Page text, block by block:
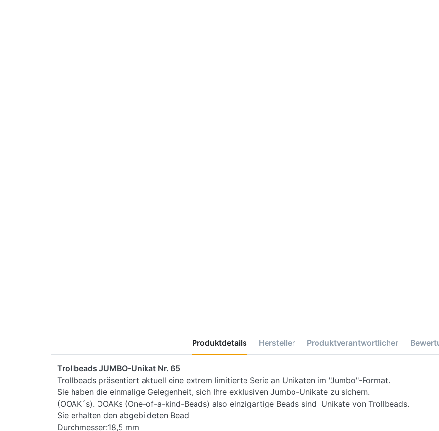
Produktdetails Hersteller Produktverantwortlicher
Trollbeads JUMBO-Unikat Nr. 65
Trollbeads präsentiert aktuell eine extrem limitierte Serie an Unikaten im "Jumbo"-Format.
Sie haben die einmalige Gelegenheit, sich Ihre exklusiven Jumbo-Unikate zu sichern.
(OOAK´s). OOAKs (One-of-a-kind-Beads) also einzigartige Beads sind Unikate von Trollbeads.
Sie erhalten den abgebildeten Bead
Durchmesser:18,5 mm